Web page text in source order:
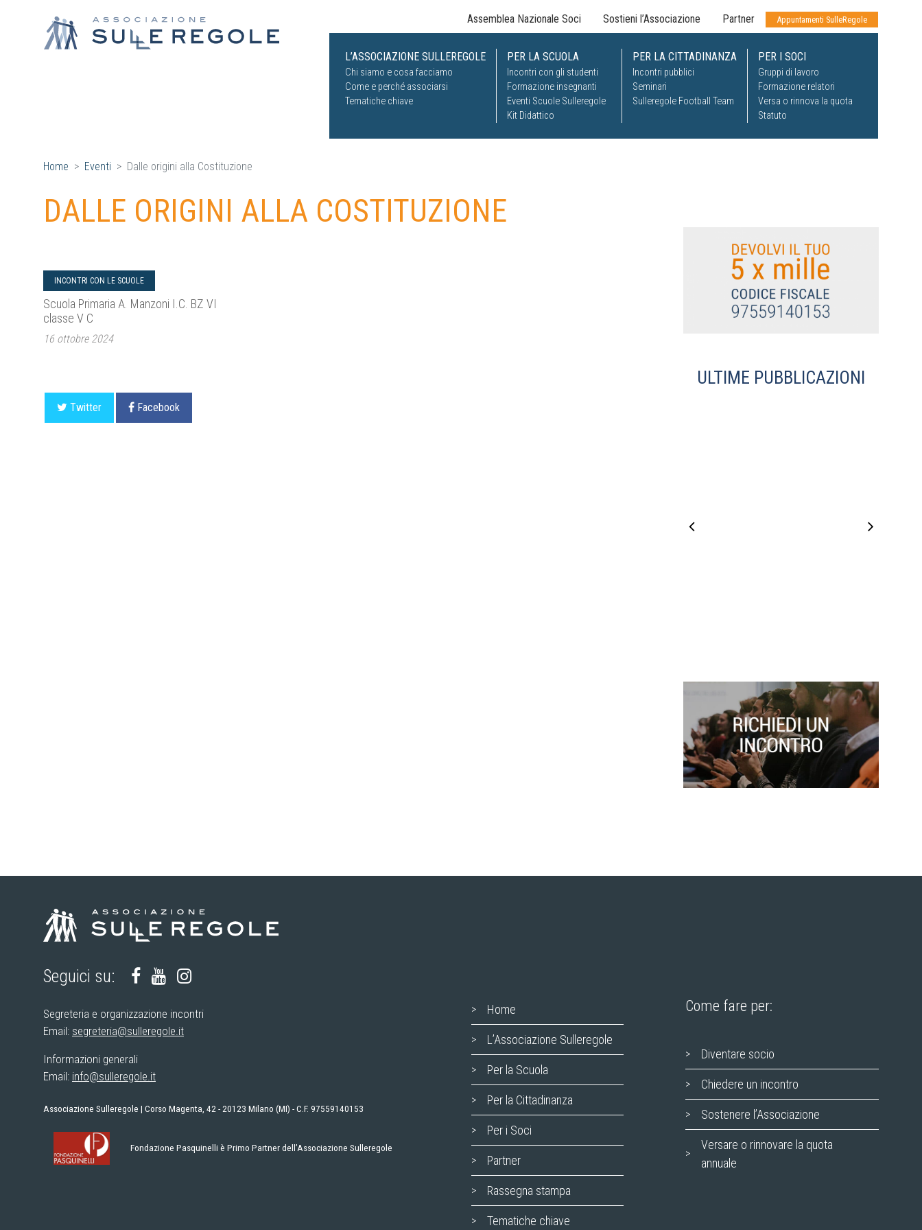
Assemblea Nazionale Soci Sostieni l’Associazione Partner Appuntamenti SulleRegole
L’ASSOCIAZIONE SULLEREGOLE
Chi siamo e cosa facciamo
Come e perché associarsi
Tematiche chiave
PER LA SCUOLA
Incontri con gli studenti
Formazione insegnanti
Eventi Scuole Sulleregole
Kit Didattico
PER LA CITTADINANZA
Incontri pubblici
Seminari
Sulleregole Football Team
PER I SOCI
Gruppi di lavoro
Formazione relatori
Versa o rinnova la quota
Statuto
Home Eventi Dalle origini alla Costituzione
ULTIME PUBBLICAZIONI
DALLE ORIGINI ALLA COSTITUZIONE
INCONTRI CON LE SCUOLE
Scuola Primaria A. Manzoni I.C. BZ VI
classe V C
16 ottobre 2024
Twitter Facebook
Seguici su:
Segreteria e organizzazione incontri
Email: segreteria@sulleregole.it
Informazioni generali
Email: info@sulleregole.it
Associazione Sulleregole | Corso Magenta, 42 - 20123 Milano (MI) - C.F. 97559140153
Fondazione Pasquinelli è Primo Partner dell’Associazione Sulleregole
Home
L’Associazione Sulleregole
Per la Scuola
Per la Cittadinanza
Per i Soci
Partner
Rassegna stampa
Tematiche chiave
Come fare per:
Diventare socio
Chiedere un incontro
Sostenere l’Associazione
Versare o rinnovare la quota
annuale